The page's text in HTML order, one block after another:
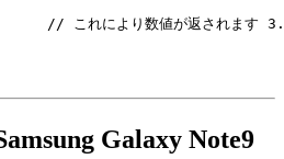
// これにより数値が返されます
Galaxy Note9